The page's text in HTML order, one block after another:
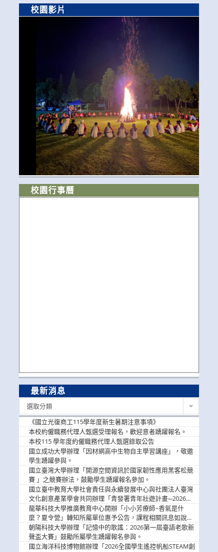
校園影片
校園行事曆
最新消息
選取分類
《國立光復商工115學年度新生暑期注意事項》
本校約僱職務代理人甄選受理報名，歡迎意者踴躍報名。
本校115 學年度約僱職務代理人甄選錄取公告
國立成功大學辦理「因材網高中生物自主學習講座」，敬邀
學生踴躍參與。
國立臺灣大學辦理「開源空間資訊於國家韌性應用黑客松競
賽 」之競賽辦法，鼓勵學生踴躍報名參加。
國立臺中教育大學社會責任與永續發展中心與社團法人臺灣
文化創意產業學會共同辦理「青發署青年壯遊計畫─2026臺
中舊城都市建築文化體驗」活動，敬邀學生踴躍報名參加，
公告周知。
龍華科技大學推廣教育中心開辦「小小芳療師~香氣是什
麼？夏令營」轉知所屬單位惠予公告，課程相關訊息如說
明。
朝陽科技大學辦理「記憶中的歌謠：2026第一屆臺語老歌新
聲盃大賽」鼓勵所屬學生踴躍報名參與。
國立海洋科技博物館辦理「2026全國學生遙控帆船STEAM創